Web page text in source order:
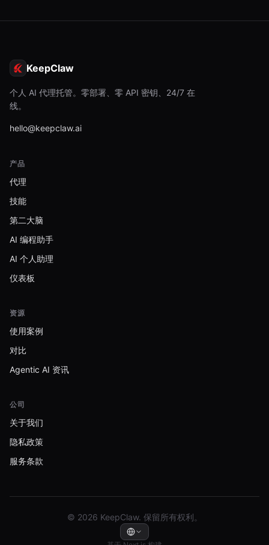
KeepClaw
个人 AI 代理托管。零部署、零 API 密钥、24/7 在
线。
hello@keepclaw.ai
产品
代理
技能
第二大脑
AI 编程助手
AI 个人助理
仪表板
资源
使用案例
对比
Agentic AI 资讯
公司
关于我们
隐私政策
服务条款
© 2026 KeepClaw. 保留所有权利。